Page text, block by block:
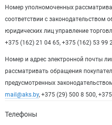
Номер уполномоченных
соответствии с законодательством
юридических лиц управление
+375 (162) 21 04 65, +375 (162) 53 99
Номер и адрес электронной почты
рассматривать обращения
предусмотренных
mail@aks.by, +375 (29) 500 8 500,
Телефоны